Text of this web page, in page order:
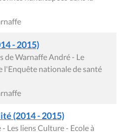
- 2015)
de Warnaffe André - Le
l'Enquête nationale de santé
(2014 - 2015)
Les liens Culture - Ecole à